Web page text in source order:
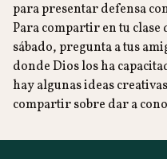
para presentar defensa
Para compartir en tu clase
sábado, pregunta a tus
donde Dios los ha
hay algunas ideas
compartir sobre dar a